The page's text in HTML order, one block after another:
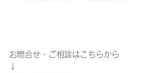
お問合せ・ご相談はこちらから
↓